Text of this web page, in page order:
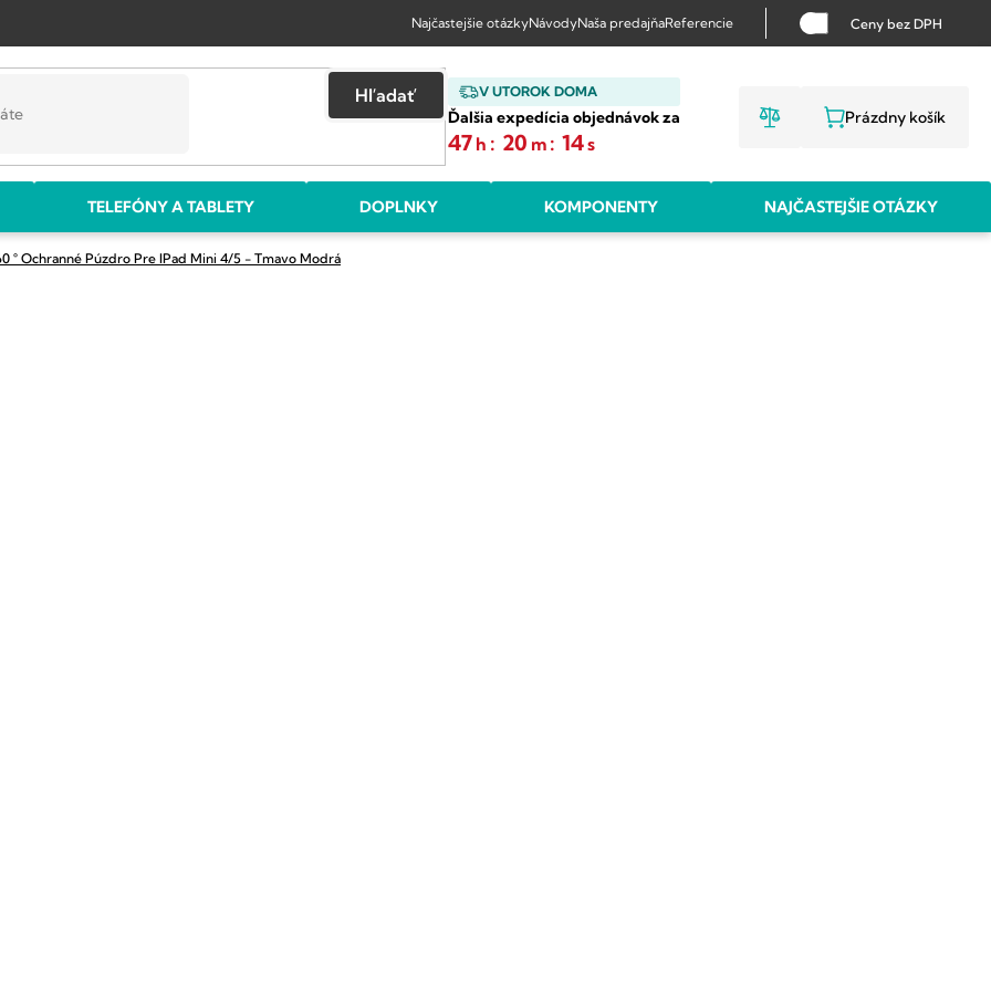
Najčastejšie otázkyNávodyNaša predajňaReferencie Ceny bez DPH
V UTOROK DOMA
Ďalšia expedícia objednávok za
47 h : 20 m : 14s
Hľadať
NÁKUPNÝ
Prázdny košík
TELEFÓNY A TABLETY DOPLNKY KOMPONENTY NAJČASTEJŠIE OTÁZKY
° Ochranné Púzdro Pre IPad Mini 4/5 - Tmavo Modrá